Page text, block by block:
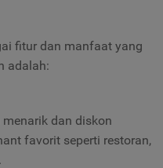
fitur dan manfaat yang
adalah:
dan diskon
favorit seperti restoran,